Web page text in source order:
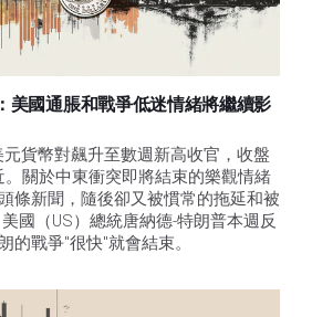
美國通脹和戰爭低迷情緒將繼續影
貨幣對飆升至數週新高收官，收盤
。關於中東衝突即將結束的樂觀情緒
條新聞，隨後卻又被慣常的拖延和被
國（US）總統唐納德-特朗普本週反
的戰爭"很快"就會結束。